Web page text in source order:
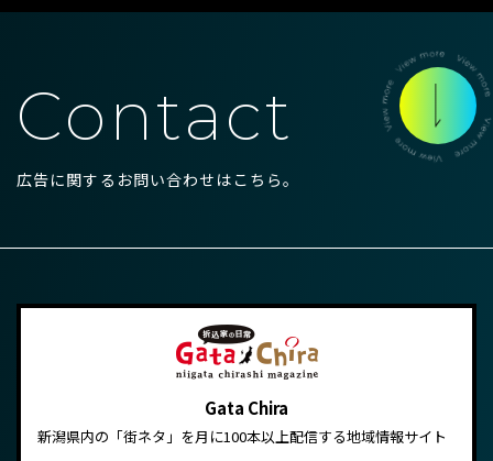
Contact
広告に関するお問い合わせはこちら。
Gata Chira
新潟県内の「街ネタ」を月に100本以上配信する地域情報サイト